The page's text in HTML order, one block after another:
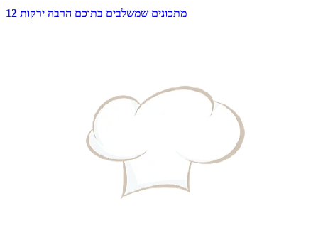
12 מתכונים שמשלבים בתוכם הרבה ירקות